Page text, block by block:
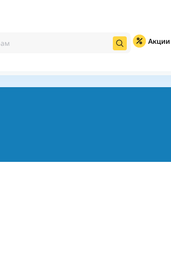
Акции